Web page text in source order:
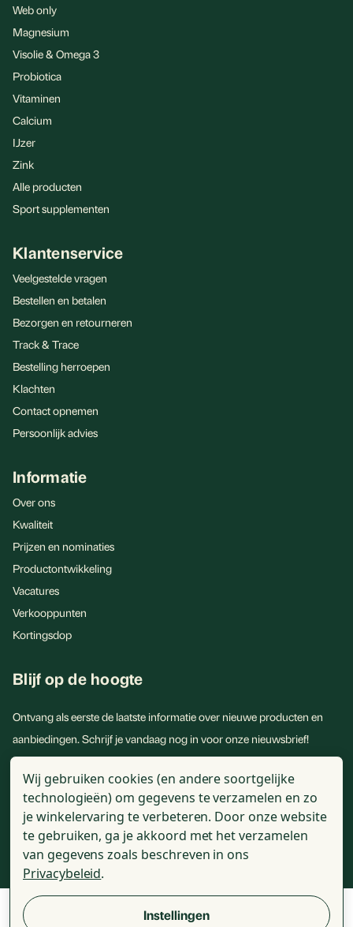
Web only
Magnesium
Visolie & Omega 3
Probiotica
Vitaminen
Calcium
IJzer
Zink
Alle producten
Sport supplementen
Klantenservice
Veelgestelde vragen
Bestellen en betalen
Bezorgen en retourneren
Track & Trace
Bestelling herroepen
Klachten
Contact opnemen
Persoonlijk advies
Informatie
Over ons
Kwaliteit
Prijzen en nominaties
Productontwikkeling
Vacatures
Verkooppunten
Kortingsdop
Blijf op de hoogte
Ontvang als eerste de laatste informatie over nieuwe producten en
aanbiedingen. Schrijf je vandaag nog in voor onze nieuwsbrief!
E-
mailadres
© 2026 - Golden Naturals - Alle genoemde prijzen zijn incl. BTW
Wij gebruiken cookies (en andere soortgelijke
technologieën) om gegevens te verzamelen en zo
je winkelervaring te verbeteren. Door onze website
te gebruiken, ga je akkoord met het verzamelen
van gegevens zoals beschreven in ons
Privacybeleid.
Instellingen